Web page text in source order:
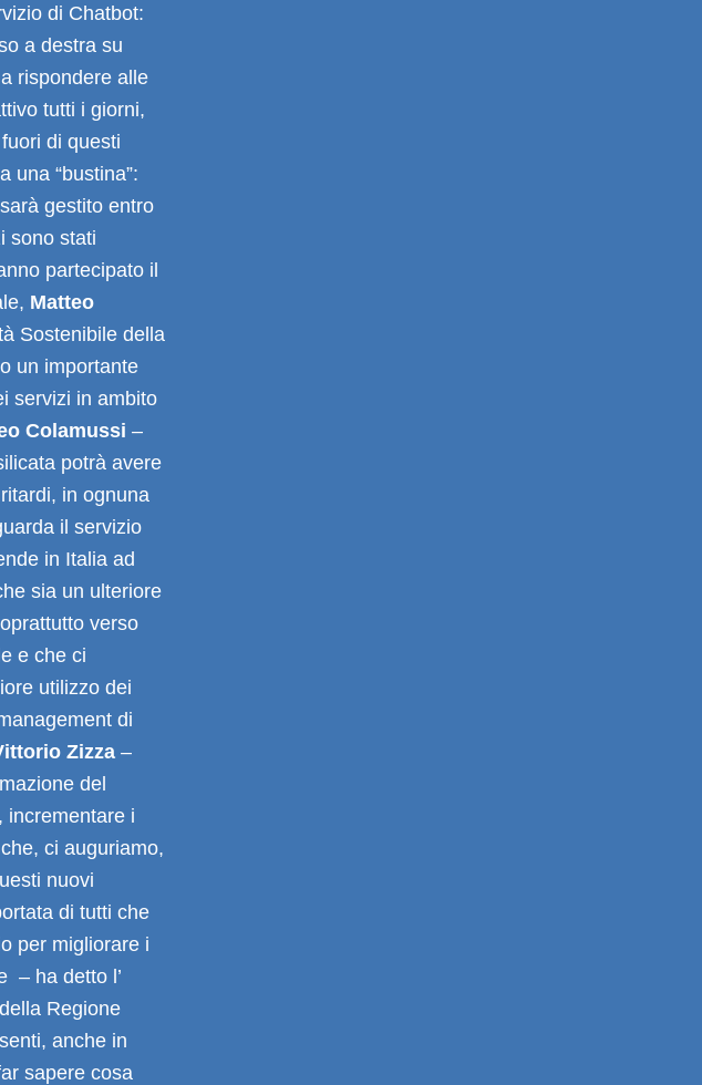
di Chatbot:
a destra su
rispondere alle
tutti i giorni,
di questi
una “bustina”:
gestito entro
sono stati
partecipato il
Matteo
Sostenibile della
un importante
servizi in ambito
Colamussi –
potrà avere
in ognuna
il servizio
in Italia ad
sia un ulteriore
verso
e che ci
utilizzo dei
di
Zizza –
del
incrementare i
ci auguriamo,
nuovi
di tutti che
per migliorare i
– ha detto l’
Regione
anche in
sapere cosa